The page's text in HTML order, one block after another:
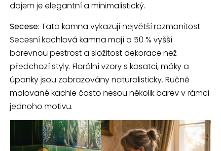
dojem je elegantní a minimalistický.
Secese: Tato kamna vykazují největší rozmanitost.
Secesní kachlová kamna mají o 50 % vyšší
barevnou pestrost a složitost dekorace než
předchozí styly. Florální vzory s kosatci, máky a
úponky jsou zobrazovány naturalisticky. Ručně
malované kachle často nesou několik barev v rámci
jednoho motivu.